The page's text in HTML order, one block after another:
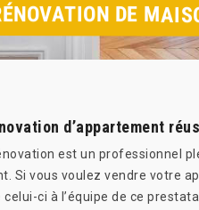
DE
d’appartement
est un professionnel
Si vous voulez vendre votre
ci à l’équipe de ce